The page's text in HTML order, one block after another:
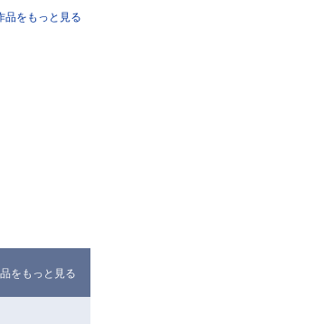
品をもっと見る
をもっと見る